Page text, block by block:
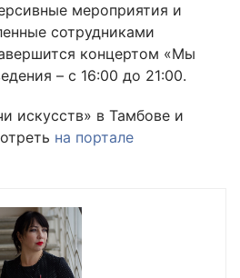
мероприятия и
сотрудниками
концертом «Мы
– с 16:00 до 21:00.
искусств» в Тамбове и
на портале